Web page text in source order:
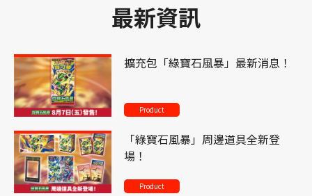
最新資訊
擴充包「綠寶石風暴」最新消息！
Product
「綠寶石風暴」周邊道具全新登
場！
Product